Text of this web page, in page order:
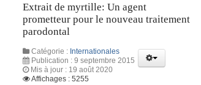
Extrait de myrtille: Un agent
prometteur pour le nouveau traitement
parodontal
Catégorie : Internationales
Publication : 9 septembre 2015
Mis à jour : 19 août 2020
Affichages : 5255